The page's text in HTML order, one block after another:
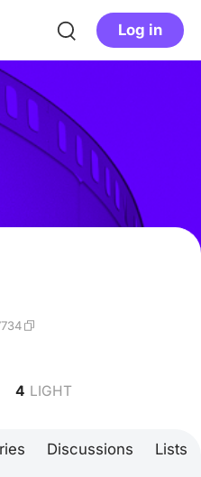
Log in
4 LIGHT
Discussions Lists